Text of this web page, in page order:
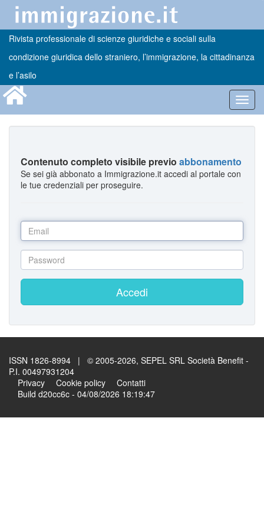
Rivista professionale di scienze giuridiche e sociali sulla
condizione giuridica dello straniero, l’immigrazione, la cittadinanza
e l’asilo
Contenuto completo visibile previo abbonamento
Se sei già abbonato a Immigrazione.it accedi al portale con
le tue credenziali per proseguire.
Accedi
ISSN 1826-8994 | © 2005-2026, SEPEL SRL Società Benefit -
P.I. 00497931204
Privacy
Cookie policy
Contatti
Build d20cc6c - 04/08/2026 18:19:47